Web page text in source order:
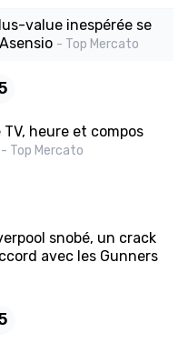
value inespérée se
- Top Mercato
TV, heure et compos
- Top Mercato
snobé, un crack
avec les Gunners